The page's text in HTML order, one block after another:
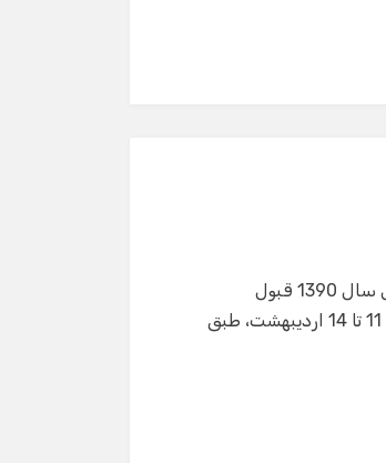
به اطلاع کلیه دانش پژوهانی که در مرحله اول المپیادهای علمی مرحله اول سال 1390 قبول
شده اند میرسانیم که برای شرکت در مرحله دوم این مسابقات طی روزهای 11 تا 14 اردیبهشت، طبق